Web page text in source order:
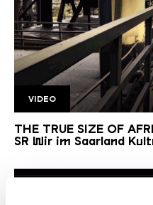
SR Kongoastronauts
Copyright:
VIDEO
THE TRUE SIZE OF
SR Wir im Saarland